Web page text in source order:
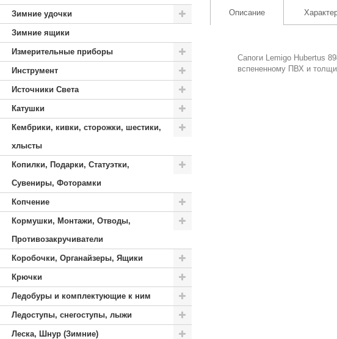
Зимние удочки
Зимние ящики
Измерительные приборы
Инструмент
Источники Света
Катушки
Кембрики, кивки, сторожки, шестики,
хлысты
Копилки, Подарки, Статуэтки,
Сувениры, Фоторамки
Копчение
Кормушки, Монтажи, Отводы,
Противозакручиватели
Коробочки, Органайзеры, Ящики
Крючки
Ледобуры и комплектующие к ним
Ледоступы, снегоступы, лыжи
Леска, Шнур (Зимние)
Описание
Сапоги Lemigo Hubertus
вспененному ПВХ и